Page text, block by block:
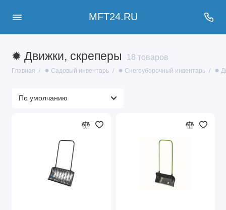
MFT24.RU
✹ Движки, скреперы 18 товаров
Главная ✹ Садовый инвентарь ✹ Снегоуборочный инвентарь ✹